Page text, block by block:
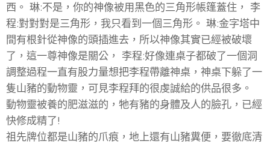
西。 琳:不是，你的神像被用黑色的三角形帳篷蓋住， 李
程:對對對是三角形，我只看到一個三角形。 琳:金字塔中
間有根針從神像的頭插進去，所以神像其實已經被破壞
了，這一尊神像是關公， 李程:好像連桌子都破了一個洞
調整過程一直有股力量想把李程帶離神桌，神桌下躲了一
隻山豬的動物靈，可見李程拜的很虔誠給的供品很多。
動物靈被養的肥滋滋的，牠有豬的身體及人的臉孔，已經
快修成精了!
祖先牌位都是山豬的爪痕，地上還有山豬糞便，要徹底清